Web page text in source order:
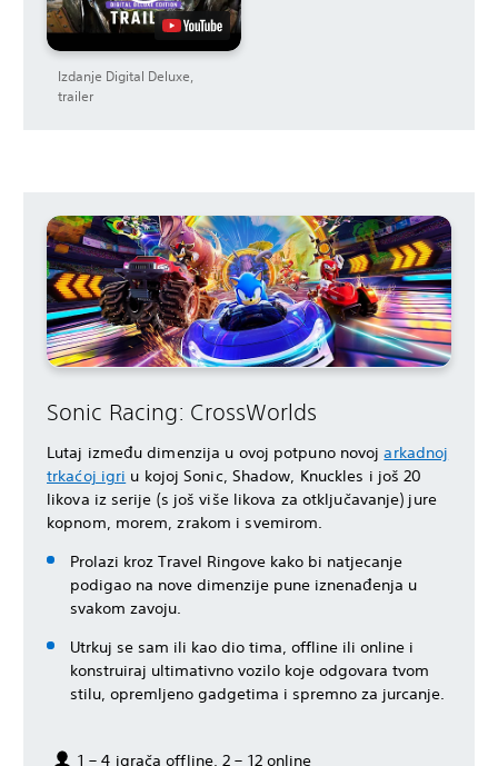
Izdanje Digital Deluxe,
trailer
Sonic Racing: CrossWorlds
Lutaj između dimenzija u ovoj potpuno novojarkadnoj
trkaćoj igri u kojoj Sonic, Shadow, Knuckles i još 20
likova iz serije (s još više likova za otključavanje) jure
kopnom, morem, zrakom i svemirom.
Prolazi kroz Travel Ringove kako bi natjecanje
podigao na nove dimenzije pune iznenađenja u
svakom zavoju.
Utrkuj se sam ili kao dio tima, offline ili online i
konstruiraj ultimativno vozilo koje odgovara tvom
stilu, opremljeno gadgetima i spremno za jurcanje.
1 – 4 igrača offline, 2 – 12 online